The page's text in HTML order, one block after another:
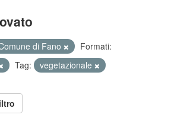
di Fano
Formati:
Tag:
vegetazionale